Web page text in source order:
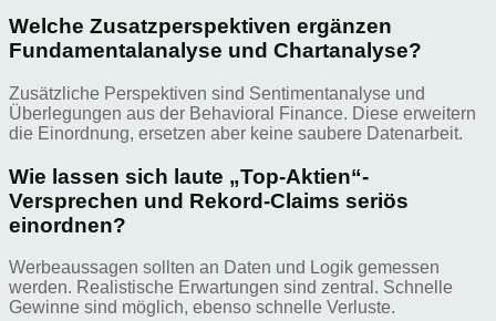
Welche Zusatzperspektiven ergänzen
Fundamentalanalyse und Chartanalyse?
Zusätzliche Perspektiven sind Sentimentanalyse und
Überlegungen aus der Behavioral Finance. Diese erweitern
die Einordnung, ersetzen aber keine saubere Datenarbeit.
Wie lassen sich laute „Top-Aktien“-
Versprechen und Rekord-Claims seriös
einordnen?
Werbeaussagen sollten an Daten und Logik gemessen
werden. Realistische Erwartungen sind zentral. Schnelle
Gewinne sind möglich, ebenso schnelle Verluste.